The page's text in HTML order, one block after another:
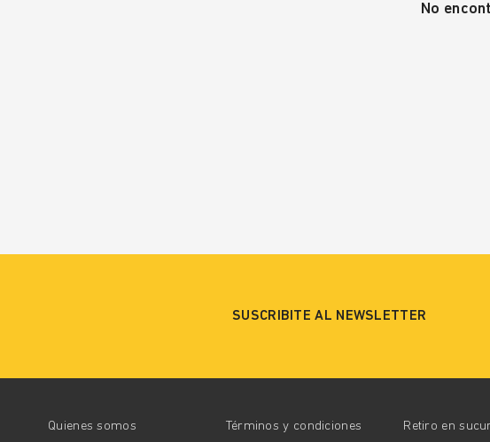
No
SUSCRIBITE AL NEWSLETTER
Quienes somos Términos y condiciones Retiro en